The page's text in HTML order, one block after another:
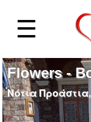
☰
Flowers -
Νότια